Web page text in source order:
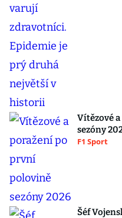
Vítězové
sezóny
F1 Sport
Šéf